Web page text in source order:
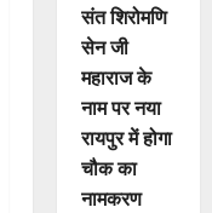
संत शिरोमणि
सेन जी
महाराज के
नाम पर नया
रायपुर में होगा
चौक का
नामकरण